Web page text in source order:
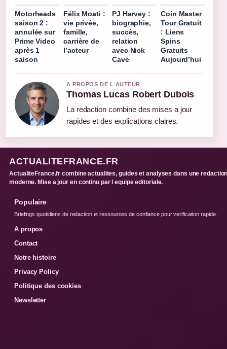
Motorheads
saison 2 :
annulée sur
Prime Video
après 1
saison
Félix Moati :
vie privée,
famille,
carrière de
l’acteur
PJ Harvey :
biographie,
succès,
relation
avec Nick
Cave
Coin Master
Tour Gratuit
: Liens
Spins
Gratuits
Aujourd’hui
A PROPOS DE L AUTEUR
Thomas Lucas Robert Dubois
La redaction combine des mises a jour
rapides et des explications claires.
ACTUALITEFRANCE.FR
ActualiteFrance.fr combine actualites, guides et analyses dans une
moderne. Mise a jour en continu par l equipe editoriale.
Populaire
Briefings quotidiens de redaction et ressources de confiance pour verification rapide.
A propos
Contact
Notre histoire
Privacy Policy
Politique des cookies
Newsletter